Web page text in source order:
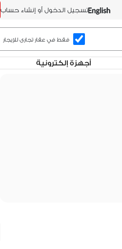
تسجيل الدخول أو إنشاء حساب
فقط في عقار تجارى للإيجار
أجهزة إلكترونية